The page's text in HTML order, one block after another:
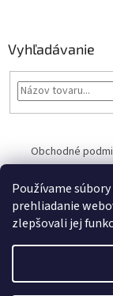
Používame
prehliadanie
zlepšovali jej
Vyhľadávanie
Obchodné